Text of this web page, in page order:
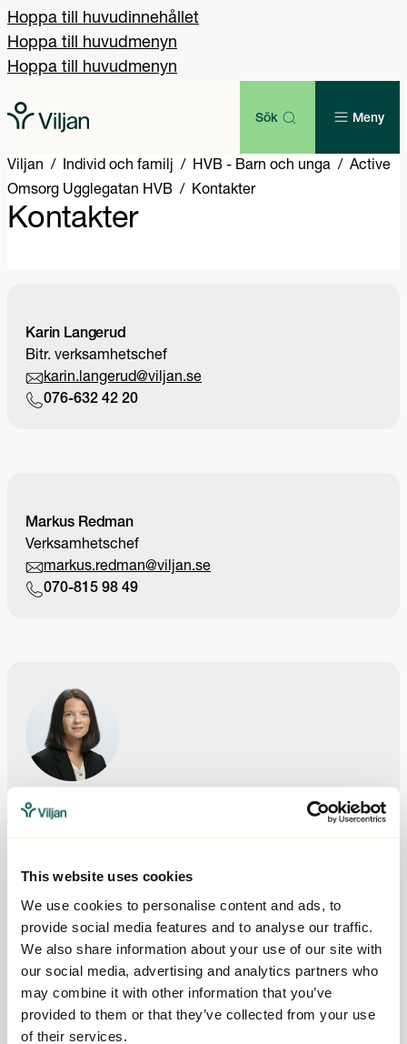
This website uses cookies
We use cookies to personalise content and ads, to
provide social media features and to analyse our traffic.
We also share information about your use of our site with
our social media, advertising and analytics partners who
may combine it with other information that you’ve
provided to them or that they’ve collected from your use
of their services.
Hoppa till huvudinnehållet
Hoppa till huvudmenyn
Hoppa till huvudmenyn
Sök Meny
Viljan Individ och familj HVB - Barn och unga
Active
Omsorg Ugglegatan HVB
Kontakter
Kontakter
Karin Langerud
Bitr. verksamhetschef
karin.langerud@viljan.se
076-632 42 20
Markus Redman
Verksamhetschef
markus.redman@viljan.se
070-815 98 49
Monika Lazarevic
010-161 54 52
Verksamheten 2
070-234 16 04